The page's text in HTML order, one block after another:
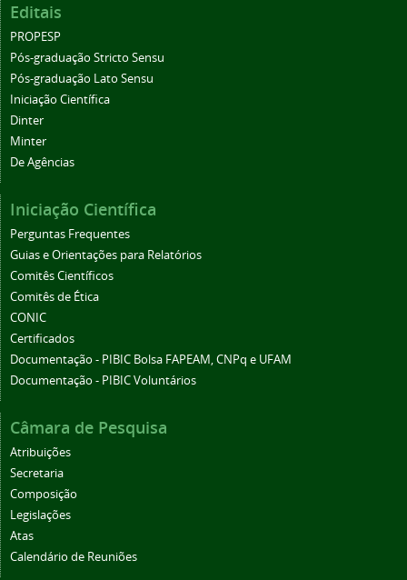
Editais
PROPESP
Pós-graduação Stricto Sensu
Pós-graduação Lato Sensu
Iniciação Científica
Dinter
Minter
De Agências
Iniciação Científica
Perguntas Frequentes
Guias e Orientações para Relatórios
Comitês Científicos
Comitês de Ética
CONIC
Certificados
Documentação - PIBIC Bolsa FAPEAM, CNPq e UFAM
Documentação - PIBIC Voluntários
Câmara de Pesquisa
Atribuições
Secretaria
Composição
Legislações
Atas
Calendário de Reuniões